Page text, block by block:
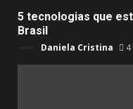
5 tecnologias que
Brasil
Daniela Cristina 4